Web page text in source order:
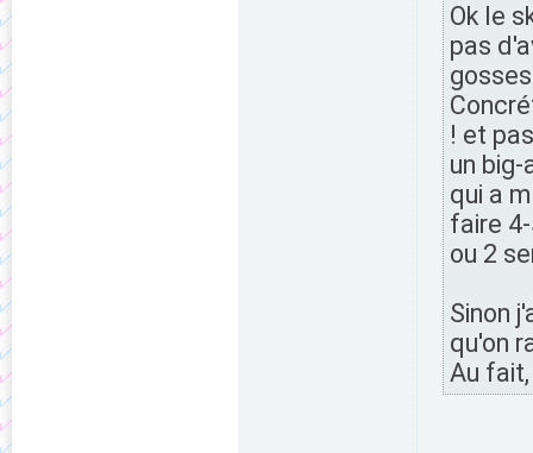
Ok le
pas
! et
un
qui a
faire
ou 2
Sinon
qu'on
Au